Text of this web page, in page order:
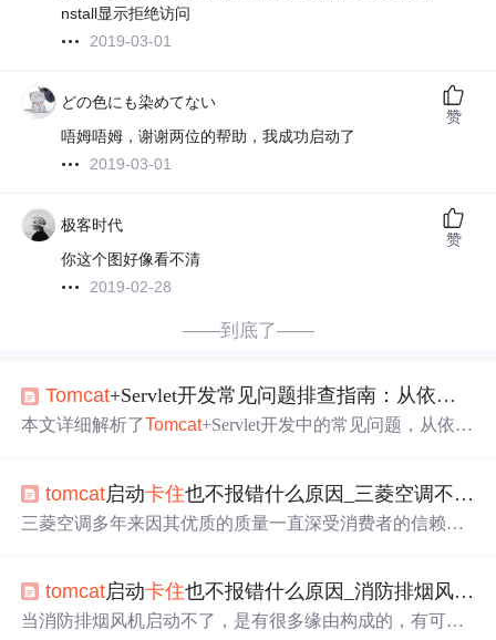
nstall显示拒绝访问
2019-03-01
どの色にも染めてない
唔姆唔姆，谢谢两位的帮助，我成功启动了
2019-03-01
赞
极客时代
你这个图好像看不清
2019-02-28
赞
——到底了——
Tomcat+Servlet开发常见问题排查指南：从依赖引入到Smart
本文详细解析了Tomcat+Servlet开发中的常见问题，从依赖
题，结合SmartTomcat插件的高效开发流，帮助开发者快
速定位和解决问题，提升开发效率。
tomcat启动卡住也不报错什么原因_三菱空调不启动原因是什么 三菱空调不启动解决办法【详解】...
三菱空调多年来因其优质的质量一直深受消费者的信赖，
大家介绍下 三菱空调不启动原因的一些解决办法。一、三
菱空调变压器故障或外感温头短路 如果电蜂鸣器不响，请
tomcat启动卡住也不报错什么原因_消防排烟风机不启动的原因是什么呢？
当消防排烟风机启动不了，是有很多缘由构成的，有可以